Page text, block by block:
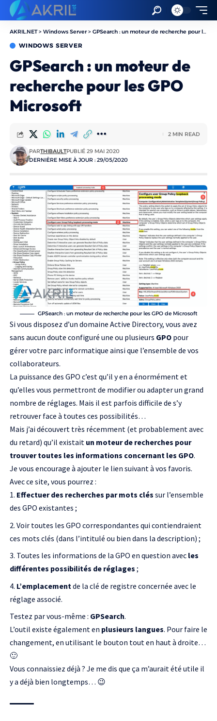
AKRIL.NET> Windows Server> GPSearch : un moteur de recherche pour les GPO Microsoft
WINDOWS SERVER
GPSearch : un moteur de
recherche pour les GPO
Microsoft
DERNIÈRE MISE À JOUR : 29/05/2020
PARTHIBAULTPUBLIÉ 29 MAI 2020
2 MIN READ
GPSearch : un moteur de recherche pour les GPO de Microsoft
Si vous disposez d’un domaine Active Directory, vous avez
sans aucun doute configuré une ou plusieurs GPO pour
gérer votre parc informatique ainsi que l’ensemble de vos
collaborateurs.
La puissance des GPO c’est qu’il y en a énormément et
qu’elles vous permettront de modifier ou adapter un grand
nombre de réglages. Mais il est parfois difficile de s’y
retrouver face à toutes ces possibilités…
Mais j’ai découvert très récemment (et probablement avec
du retard) qu’il existait un moteur de recherches pour
trouver toutes les informations concernant les GPO.
Je vous encourage à ajouter le lien suivant à vos favoris.
Avec ce site, vous pourrez :
Effectuer des recherches par mots clés sur l’ensemble
des GPO existantes ;
Voir toutes les GPO correspondantes qui contiendraient
ces mots clés (dans l’intitulé ou bien dans la description) ;
Toutes les informations de la GPO en question avec les
différentes possibilités de réglages ;
L’emplacement de la clé de registre concernée avec le
réglage associé.
Testez par vous-même : GPSearch.
L’outil existe également en plusieurs langues. Pour faire le
changement, en utilisant le bouton tout en haut à droite…
🙂
Vous connaissiez déjà ? Je me dis que ça m’aurait été utile il
y a déjà bien longtemps… 😉